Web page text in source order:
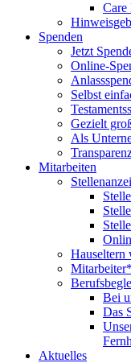
Care
Spenden
Jetzt
Online-
Selbst
Gezielt
Als
Mitarbeiten
Hauseltern
Bei
Das
Aktuelles